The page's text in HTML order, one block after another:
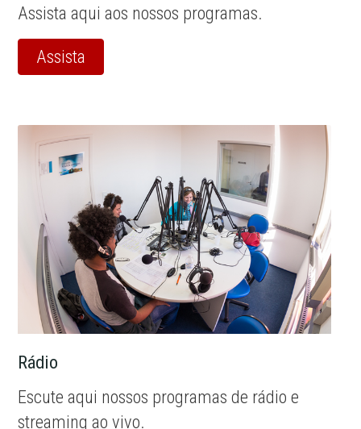
Assista aqui aos nossos programas.
Assista
Rádio
Escute aqui nossos programas de rádio e
streaming ao vivo.